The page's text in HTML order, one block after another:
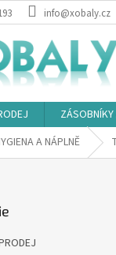
info@xobaly.cz
A NÁPLNĚ